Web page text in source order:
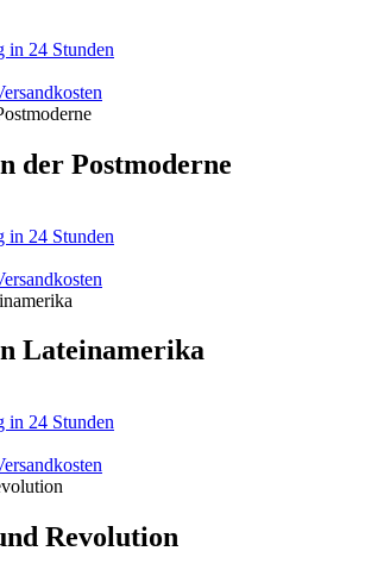
in 24 Stunden
der Postmoderne
in 24 Stunden
Lateinamerika
in 24 Stunden
Revolution